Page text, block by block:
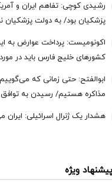
رشیدی کوچی: تفاهم ایران و
مشکلات بزرگی روبه‌رو می‌شد/
می‌شد...
اکونومیست: پرداخت عوارض به
کشورهای خلیج فارس باید در مورد
برسند | اعراب در مخمصهِ ترامپ
ابوالفتح: حتی زمانی که
مذاکره هستیم/ رسیدن به
هشدار یک ژنرال اسرائیلی: ایران
پیشنهاد ویژه